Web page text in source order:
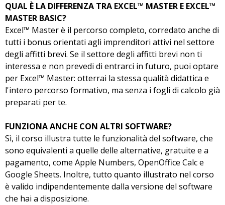
QUAL È LA DIFFERENZA TRA EXCEL™ MASTER E EXCEL™
MASTER BASIC?
Excel™ Master è il percorso completo, corredato anche di
tutti i bonus orientati agli imprenditori attivi nel settore
degli affitti brevi. Se il settore degli affitti brevi non ti
interessa e non prevedi di entrarci in futuro, puoi optare
per Excel™ Master: otterrai la stessa qualità didattica e
l'intero percorso formativo, ma senza i fogli di calcolo già
preparati per te.
FUNZIONA ANCHE CON ALTRI SOFTWARE?
Sì, il corso illustra tutte le funzionalità del software, che
sono equivalenti a quelle delle alternative, gratuite e a
pagamento, come Apple Numbers, OpenOffice Calc e
Google Sheets. Inoltre, tutto quanto illustrato nel corso
è valido indipendentemente dalla versione del software
che hai a disposizione.